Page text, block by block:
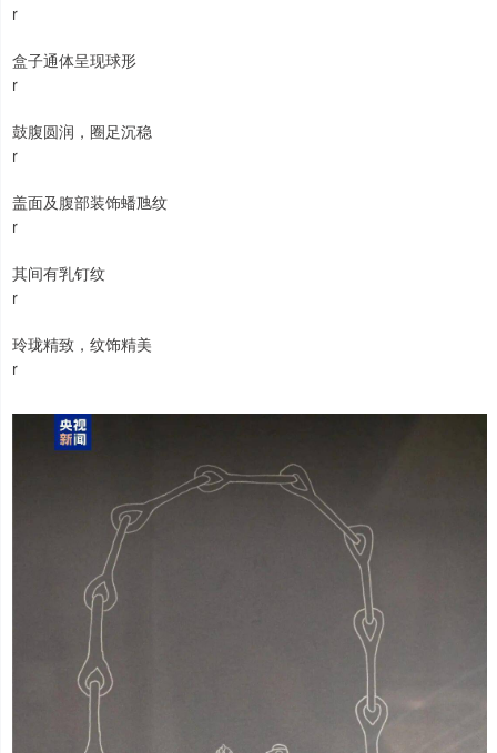
r
盒子通体呈现球形
r
鼓腹圆润，圈足沉稳
r
盖面及腹部装饰蟠虺纹
r
其间有乳钉纹
r
玲珑精致，纹饰精美
r